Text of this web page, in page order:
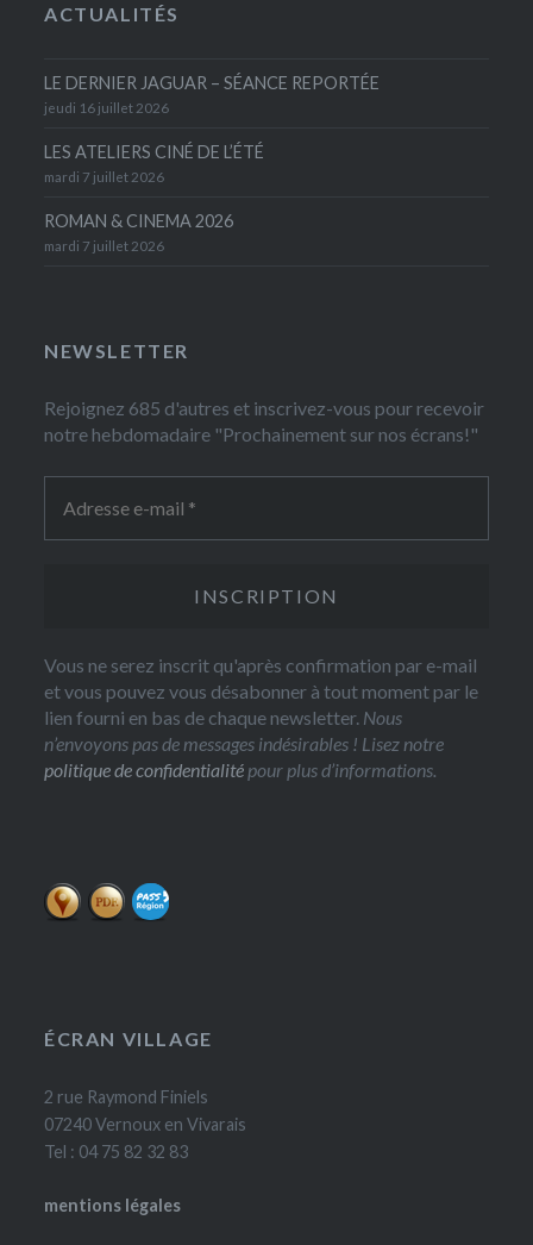
ACTUALITÉS
LE DERNIER JAGUAR – SÉANCE REPORTÉE
jeudi 16 juillet 2026
LES ATELIERS CINÉ DE L’ÉTÉ
mardi 7 juillet 2026
ROMAN & CINEMA 2026
mardi 7 juillet 2026
NEWSLETTER
Rejoignez 685 d'autres et inscrivez-vous pour recevoir
notre hebdomadaire "Prochainement sur nos écrans!"
Vous ne serez inscrit qu'après confirmation par e-mail
et vous pouvez vous désabonner à tout moment par le
lien fourni en bas de chaque newsletter. Nous
n’envoyons pas de messages indésirables ! Lisez notre
politique de confidentialité pour plus d’informations.
ÉCRAN VILLAGE
2 rue Raymond Finiels
07240 Vernoux en Vivarais
Tel : 04 75 82 32 83
mentions légales